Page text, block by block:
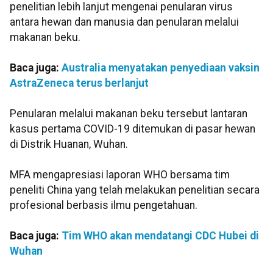
penelitian lebih lanjut mengenai penularan virus
antara hewan dan manusia dan penularan melalui
makanan beku.
Baca juga: Australia menyatakan penyediaan vaksin
AstraZeneca terus berlanjut
Penularan melalui makanan beku tersebut lantaran
kasus pertama COVID-19 ditemukan di pasar hewan
di Distrik Huanan, Wuhan.
MFA mengapresiasi laporan WHO bersama tim
peneliti China yang telah melakukan penelitian secara
profesional berbasis ilmu pengetahuan.
Baca juga: Tim WHO akan mendatangi CDC Hubei di
Wuhan